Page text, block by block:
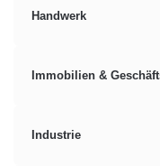
Handwerk
Immobilien &
Industrie